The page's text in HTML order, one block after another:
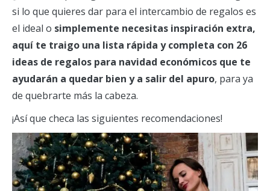
si lo que quieres dar para el intercambio de regalos es
el ideal o simplemente necesitas inspiración extra,
aquí te traigo una lista rápida y completa con 26
ideas de regalos para navidad económicos que te
ayudarán a quedar bien y a salir del apuro, para ya
de quebrarte más la cabeza.
¡Así que checa las siguientes recomendaciones!